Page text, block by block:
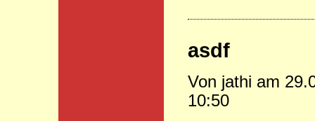
asdf
Von jathi am
10:50